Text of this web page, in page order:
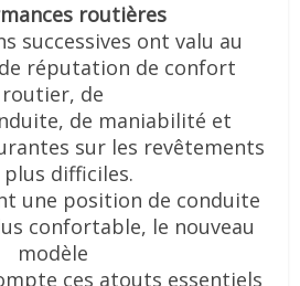
routières
successives ont valu au
réputation de confort
routier, de
de maniabilité et
sur les revêtements
plus difficiles.
une position de conduite
confortable, le nouveau
modèle
ces atouts essentiels